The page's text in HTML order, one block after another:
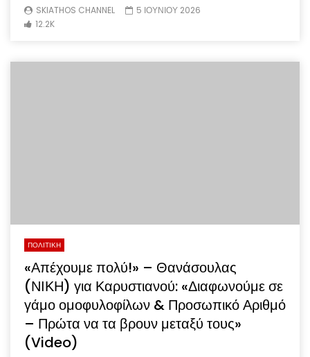
SKIATHOS CHANNEL
5 ΙΟΥΝΙΟΥ 2026
12.2K
ΠΟΛΙΤΙΚΗ
«Απέχουμε πολύ!» – Θανάσουλας
(ΝΙΚΗ) για Καρυστιανού: «Διαφωνούμε σε
γάμο ομοφυλοφίλων & Προσωπικό Αριθμό
– Πρώτα να τα βρουν μεταξύ τους»
(Video)